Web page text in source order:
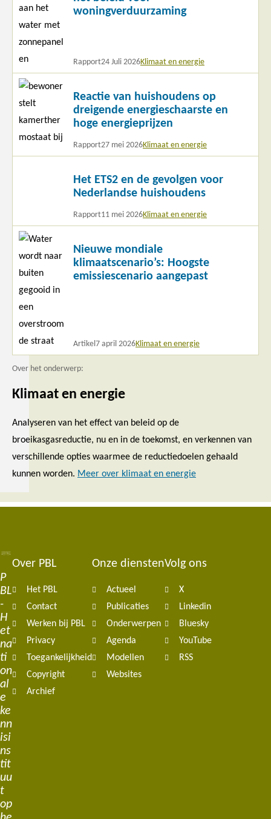
woningverduurzaming
Rapport24 Juli 2026Klimaat en energie
Reactie van huishoudens op
dreigende energieschaarste en
hoge energieprijzen
Rapport27 mei 2026Klimaat en energie
Lees
meer
Het ETS2 en de gevolgen voor
Nederlandse huishoudens
Rapport11 mei 2026Klimaat en energie
Nieuwe mondiale
klimaatscenario’s: Hoogste
emissiescenario aangepast
Artikel7 april 2026Klimaat en energie
Lees
Over het onderwerp:
Klimaat en energie
Analyseren van het effect van beleid op de
broeikasgasreductie, nu en in de toekomst, en verkennen van
verschillende opties waarmee de reductiedoelen gehaald
kunnen worden. Meer over klimaat en energie
P
BL
-
H
et
na
ti
on
al
e
ke
nn
isi
ns
tit
uu
t
op
Footer
navigation
Over PBL
Het PBL
Contact
Werken bij PBL
Privacy
Toegankelijkheid
Copyright
Archief
Onze diensten
Actueel
Publicaties
Onderwerpen
Agenda
Modellen
Websites
Volg ons
X
Linkedin
Bluesky
YouTube
RSS